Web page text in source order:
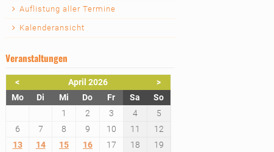
Auflistung aller Termine
Kalenderansicht
Veranstaltungen
< April 2026
>
MontagDienstag
Mittwoch
Donnerstag
FreitagSa mstag
Sonntag
1
2 3 4
5
6
7 8 9 10 11
12
13
14 15 16 17 18
19